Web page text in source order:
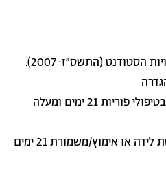
הסטודנט (התשס"ז-2007).
סטודנטית בשמירת היריון או בטיפולי פוריות 21 ימים ומעלה
סטודנט או סטודנטית בחופשת לידה או אימוץ/משמורת 21 ימים